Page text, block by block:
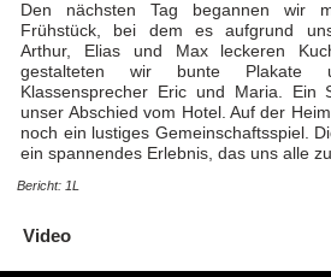
Den nächsten Tag begannen wir
Frühstück, bei dem es aufgrund
Arthur, Elias und Max leckeren
gestalteten wir bunte Plakate
Klassensprecher Eric und Maria.
unser Abschied vom Hotel. Auf der
noch ein lustiges Gemeinschaftsspiel.
ein spannendes Erlebnis, das uns alle
Bericht: 1L
Video